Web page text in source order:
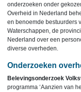
onderzoeken onder
Overheid in Nederland
en benoemde bestuurders
Waterschappen, de
Nederland over een
diverse overheden.
Onderzoeken
Belevingsonderzoek
programma ‘Aanzien van